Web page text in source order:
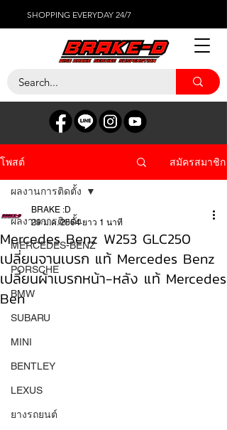
SHOPPING EVERYDAY 24/7
โพสต์ สมัครสมาชิก
ผลงานการติดตั้ง
MERCEDES-BENZ
PORSCHE
BMW
SUBARU
MINI
BENTLEY
LEXUS
ยางรถยนต์
ผลงานการติดตั้ง
Mercedes Benz W253 GLC250
เปลี่ยนจานเบรก แท้ Mercedes Benz
เปลี่ยนผ้าเบรกหน้า-หลัง แท้ Mercedes
Ben
BRAKE :D
29 ม.ค. 2564 ยาว 1 นาที